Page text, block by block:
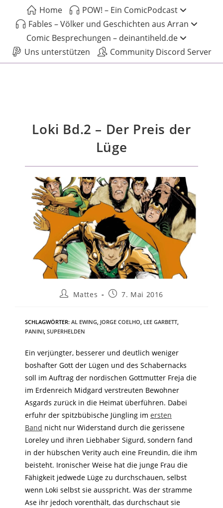
Home
POW! – Ein ComicPodcast
Fables – Völker und Geschichten aus Arran
Comic Besprechungen – deinantiheld.de
Uns unterstützen
Community Discord Server
Loki Bd.2 – Der Preis der
Lüge
Mattes 7. Mai 2016
SCHLAGWÖRTER: AL EWING JORGE COELHO LEE GARBETT
PANINI SUPERHELDEN
Ein verjüngter, besserer und deutlich weniger
boshafter Gott der Lügen und des Schabernacks
soll im Auftrag der nordischen Gottmutter Freja die
im Erdenreich Midgard verstreuten Bewohner
Asgards zurück in die Heimat überführen. Dabei
erfuhr der spitzbübische Jüngling im ersten
Band nicht nur Widerstand durch die gerissene
Loreley und ihren Liebhaber Sigurd, sondern fand
in der hübschen Verity auch eine Freundin, die ihm
beisteht. Ironischer Weise hat die junge Frau die
Fähigkeit jedwede Lüge zu durchschauen, selbst
wenn Loki selbst sie ausspricht. Was der stramme
Ase ihr jedoch vorenthält, das durchschaut sie